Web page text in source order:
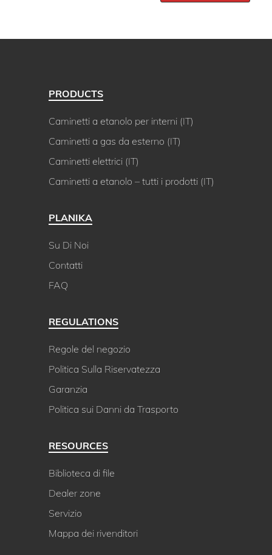
PRODUCTS
Caminetti a etanolo per interni (IT)
Caminetti a gas da esterno (IT)
Caminetti elettrici (IT)
Caminetti a etanolo – tutti i prodotti (IT)
PLANIKA
Su Di Noi
Contatti
FAQ
REGULATIONS
Regole del negozio
Politica Sulla Riservatezza
Garanzia
Politica sui Danni da Trasporto
RESOURCES
Biblioteca di file
Dealer zone
Servizio
Mappa dei rivenditori